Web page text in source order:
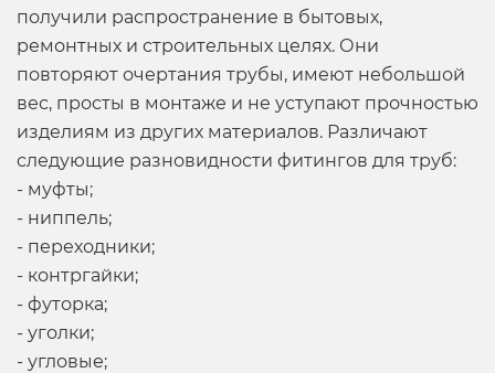
получили распространение в бытовых,
ремонтных и строительных целях. Они
повторяют очертания трубы, имеют небольшой
вес, просты в монтаже и не уступают прочностью
изделиям из других материалов. Различают
следующие разновидности фитингов для труб:
- муфты;
- ниппель;
- переходники;
- контргайки;
- футорка;
- уголки;
- угловые;